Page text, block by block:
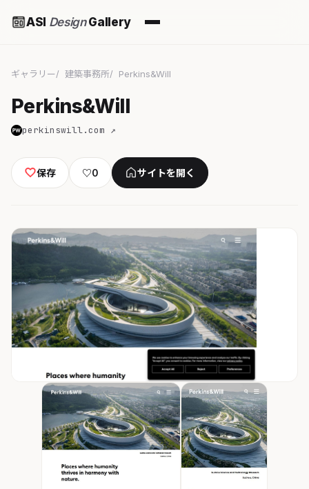
ASI DesignGallery
ギャラリー 建築事務所 Perkins&Will
Perkins&Will
perkinswill.com ↗
保存 ♡0 サイトを開く